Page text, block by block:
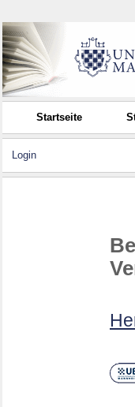
Startseite
Login